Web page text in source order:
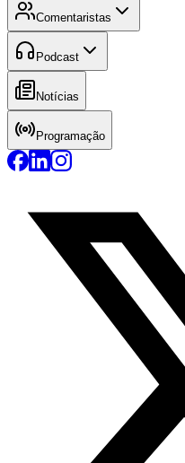
Comentaristas
Podcast
Notícias
Programação